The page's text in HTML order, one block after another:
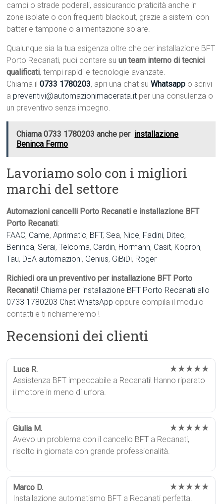
campi o strade poderali, assicurando praticità anche in
zone isolate o con frequenti blackout, grazie a sistemi con
batterie tampone o alimentazione solare.
Qualunque sia la tua esigenza oltre che per installazione BFT
Porto Recanati, puoi contare suun team interno di tecnici
qualificati, tempi rapidi e tecnologie avanzate.
Chiama il0733 1780203, apri una chat suWhatsapp o scrivi
a preventivi@automazionimacerata.it per una consulenza o
un preventivo senza impegno.
Chiama 0733 1780203 anche per installazione
Beninca Fermo
Lavoriamo solo con i migliori
marchi del settore
Automazioni cancelli Porto Recanati e installazione BFT
Porto Recanati:
FAAC, Came,Aprimatic, BFT, Sea, Nice, Fadini, Ditec,
Beninca, Serai,Telcoma, Cardin, Hormann, Casit, Kopron,
Tau, DEA automazioni, Genius, GiBiDi, Roger
Richiedi ora un preventivo per installazione BFT Porto
Recanati! Chiama per installazione BFT Porto Recanati allo
0733 1780203 Chat WhatsApp oppure compila il modulo
contatti e ti richiameremo !
Recensioni dei clienti
Luca R. ★★★★★
Assistenza BFT impeccabile a Recanati! Hanno riparato
il motore in meno di un’ora.
Giulia M. ★★★★★
Avevo un problema con il cancello BFT a Recanati,
risolto in giornata con grande professionalità.
Marco D. ★★★★★
Installazione automatismo BFT a Recanati perfetta.